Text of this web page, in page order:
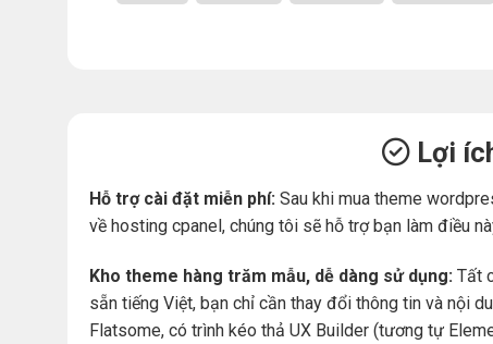
Lợi
Hỗ trợ cài đặt miễn phí: Sau khi mua theme
về hosting cpanel, chúng tôi sẽ hỗ trợ bạn làm điều
Kho theme hàng trăm mẫu, dễ dàng sử dụng: Tất
sẵn tiếng Việt, bạn chỉ cần thay đổi thông tin và nội
Flatsome, có trình kéo thả UX Builder (tương tự